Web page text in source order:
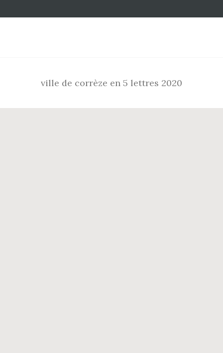
ville de corrèze en 5 lettres 2020